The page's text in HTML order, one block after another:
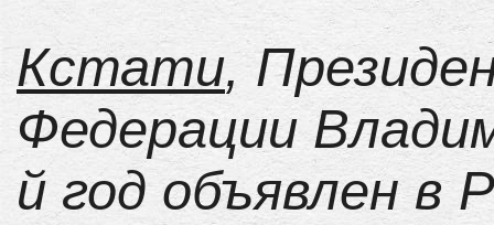
Кстати,
Федерации
й год объявлен в